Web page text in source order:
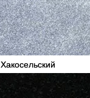
Хакосельский